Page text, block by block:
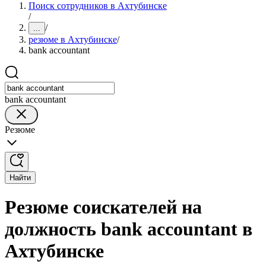
Поиск сотрудников в Ахтубинске
/
... /
резюме в Ахтубинске/
bank accountant
bank accountant
Резюме
Найти
Резюме соискателей на
должность bank accountant в
Ахтубинске